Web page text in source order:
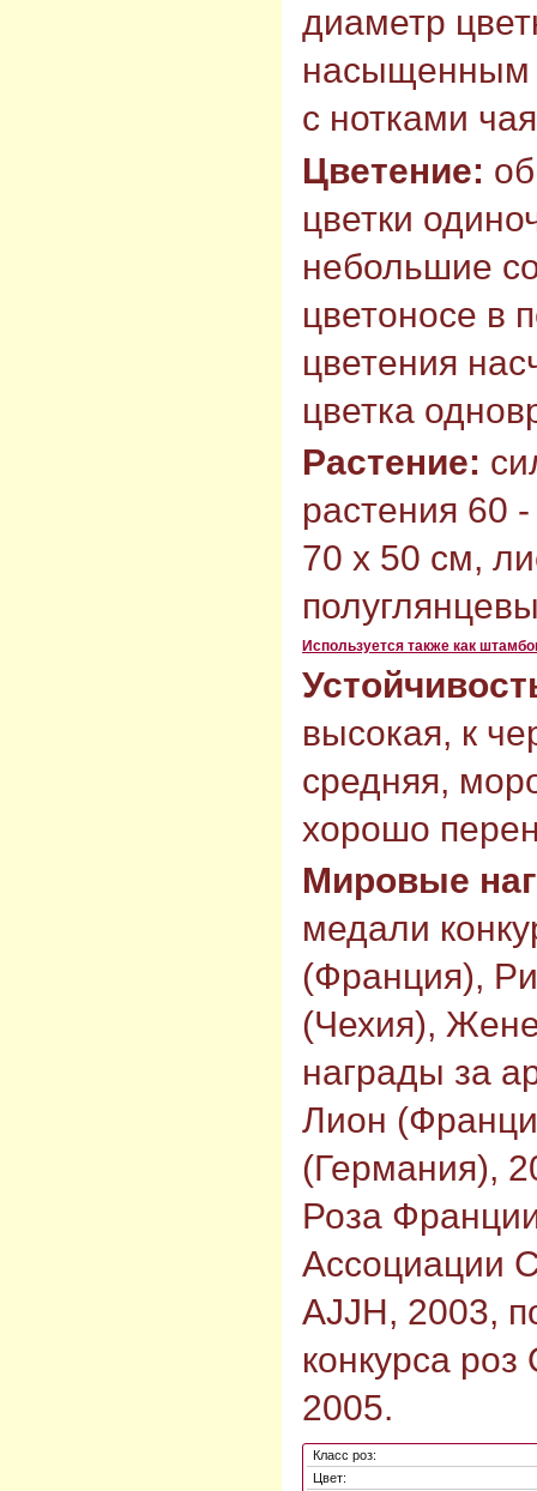
диаметр
насыщенным
с нотками
Цветение:
цветки
небольшие
цветоносе в
цветения
цветка
Растение:
растения 60
70 х 50 см,
Используется также как
высокая, к
средняя,
хорошо
Мировые
медали
(Франция),
(Чехия),
награды за
Лион
(Германия),
Роза
Ассоциации
AJJH, 2003,
конкурса
2005.
Класс роз:
Цвет: